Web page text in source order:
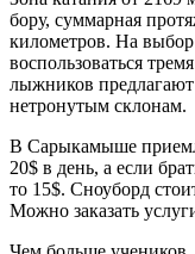
бору, суммарная
километров. На
воспользоваться
лыжников
нетронутым склонам.
В Сарыкамыше
20$ в день, а если
то 15$. Сноуборд
Можно заказать